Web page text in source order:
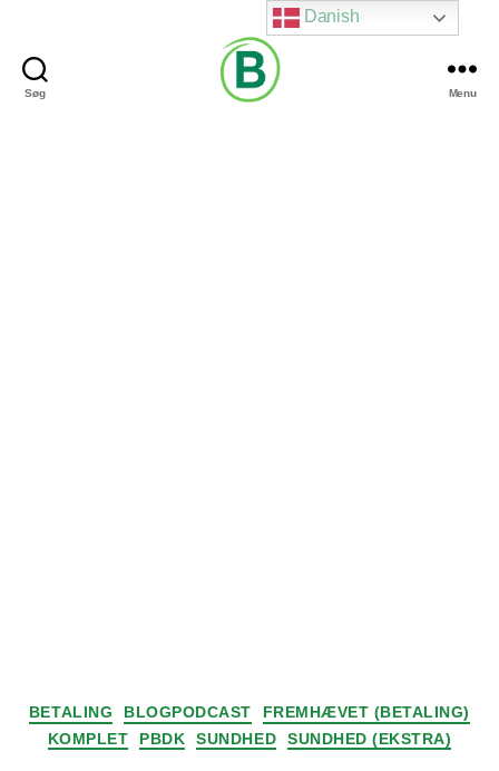
Søg Menu
Kategorier
BETALING BLOGPODCAST
FREMHÆVET (BETALING)
KOMPLET
PBDK SUNDHED SUNDHED (EKSTRA)
Danish